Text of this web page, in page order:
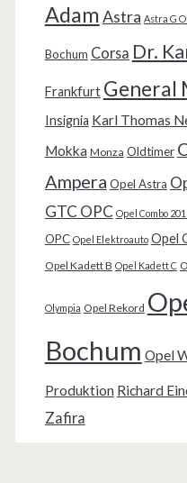
AdamAstra Astra G
Bochum Corsa Dr.
Frankfurt General
Insignia Karl Thomas
Mokka Monza Oldtimer
Ampera Opel Astra
GTC OPC Opel Combo
OPC Opel Elektroauto Opel
Opel Kadett B Opel Kadett C
Olympia Opel Rekord
Bochum Opel
Produktion Richard
Zafira